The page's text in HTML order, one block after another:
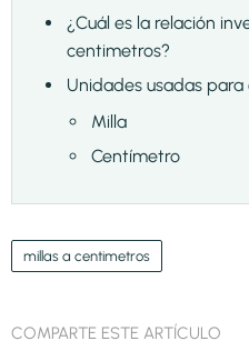
¿Cuál es la relación
centimetros?
Unidades usadas
Milla
Centímetro
millas a centimetros
COMPARTE ESTE ARTÍCULO